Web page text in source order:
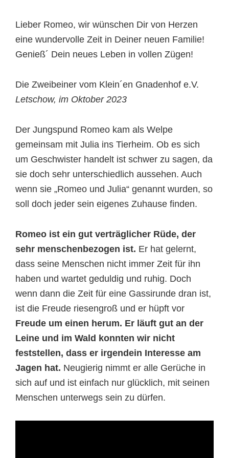
Lieber Romeo, wir wünschen Dir von Herzen
eine wundervolle Zeit in Deiner neuen Familie!
Genieß´ Dein neues Leben in vollen Zügen!
Die Zweibeiner vom Klein´en Gnadenhof e.V.
Letschow, im Oktober 2023
Der Jungspund Romeo kam als Welpe
gemeinsam mit Julia ins Tierheim. Ob es sich
um Geschwister handelt ist schwer zu sagen, da
sie doch sehr unterschiedlich aussehen. Auch
wenn sie „Romeo und Julia“ genannt wurden, so
soll doch jeder sein eigenes Zuhause finden.
Romeo ist ein gut verträglicher Rüde, der
sehr menschenbezogen ist. Er hat gelernt,
dass seine Menschen nicht immer Zeit für ihn
haben und wartet geduldig und ruhig. Doch
wenn dann die Zeit für eine Gassirunde dran ist,
ist die Freude riesengroß und er hüpft vor
Freude um einen herum. Er läuft gut an der
Leine und im Wald konnten wir nicht
feststellen, dass er irgendein Interesse am
Jagen hat. Neugierig nimmt er alle Gerüche in
sich auf und ist einfach nur glücklich, mit seinen
Menschen unterwegs sein zu dürfen.